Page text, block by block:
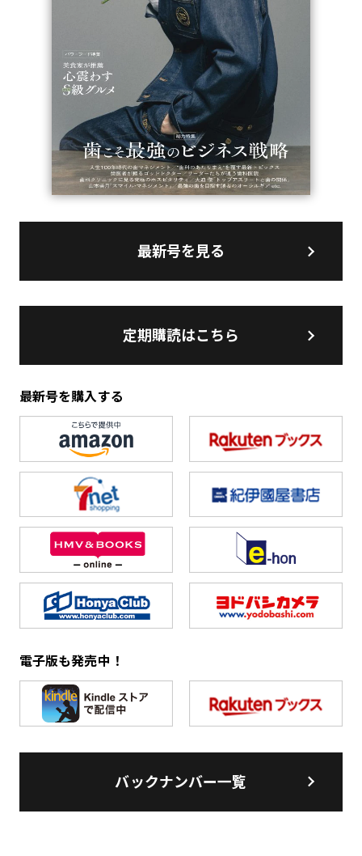
最新号を見る
定期購読はこちら
最新号を購入する
電子版も発売中！
バックナンバー一覧